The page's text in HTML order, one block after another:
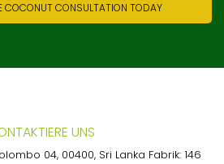
COCONUT CONSULTATION TODAY
UNS
04, 00400, Sri Lanka Fabrik: 146